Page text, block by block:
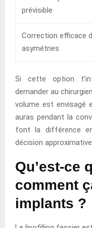
prévisible
Correction efficace
asymétries
Si cette option
demander au
volume est envisagé
auras pendant la
font la différence
décision
Qu’est-ce
comment
implants ?